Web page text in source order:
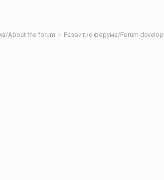
About the forum Развитие форума/Forum